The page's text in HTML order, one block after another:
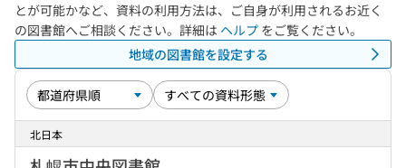
とが可能かなど、資料の利用方法は、ご自身が利用されるお近く
の図書館へご相談ください。詳細は ヘルプ をご覧ください。
地域の図書館を設定する
北日本